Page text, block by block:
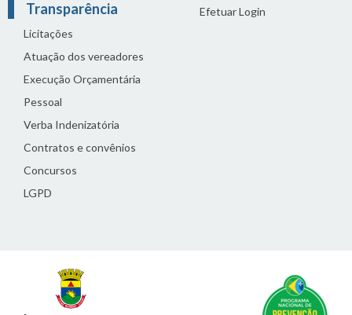
Transparência
Licitações
Atuação dos vereadores
Execução Orçamentária
Pessoal
Verba Indenizatória
Contratos e convênios
Concursos
LGPD
Efetuar Login